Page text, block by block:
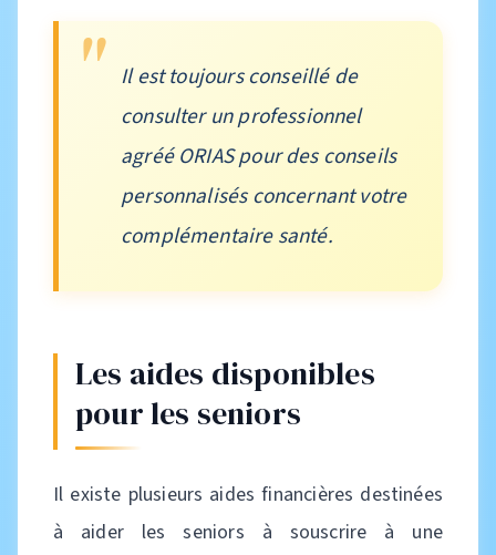
Il est toujours conseillé de
consulter un professionnel
agréé ORIAS pour des conseils
personnalisés concernant votre
complémentaire santé.
Les aides disponibles
pour les seniors
Il existe plusieurs aides financières destinées
à aider les seniors à souscrire à une